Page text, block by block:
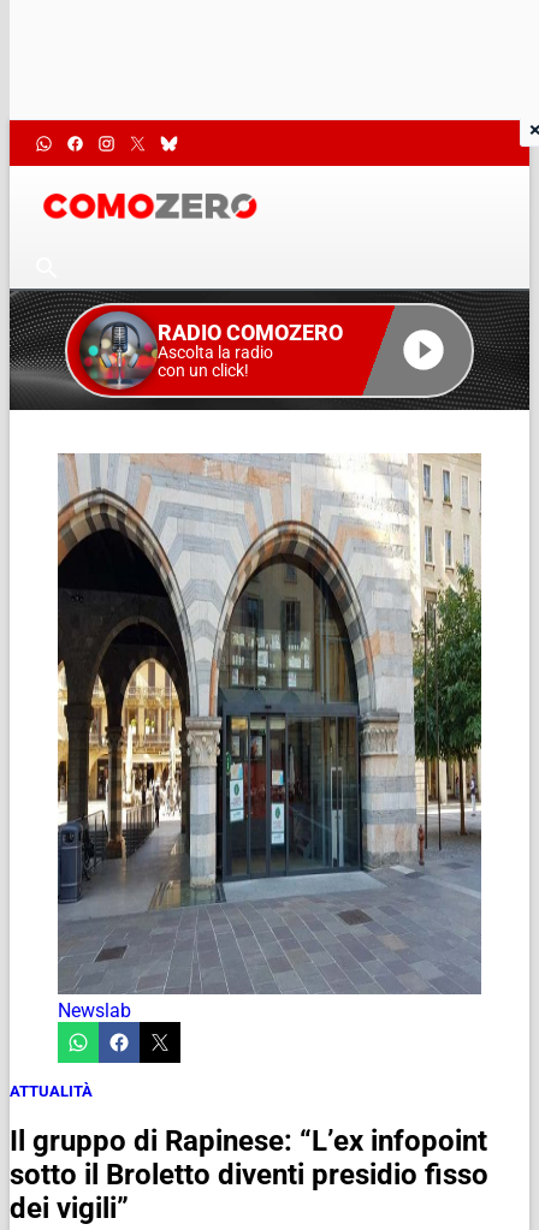
RADIO COMOZERO
Ascolta la radio
con un click!
Newslab
ATTUALITÀ
Il gruppo di Rapinese: “L’ex infopoint
sotto il Broletto diventi presidio fisso
dei vigili”